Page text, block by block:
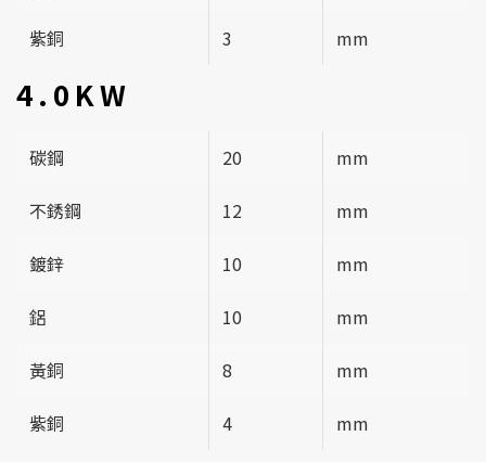
紫銅 3 mm
4.0KW
碳鋼 20 mm
不銹鋼 12 mm
鍍鋅 10 mm
鋁 10 mm
黃銅 8 mm
紫銅 4 mm